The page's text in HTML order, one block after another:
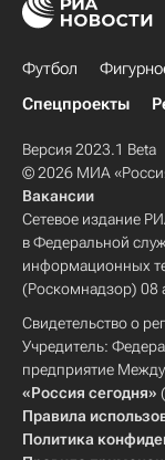
Футбол
Спецпроекты
Версия 2023.1 Beta
© 2026 МИА
Вакансии
Сетевое издание
в Федеральной
информационных
(Роскомнадзор) 08
Свидетельство о
Учредитель:
предприятие
«Россия сегодня»
Правила
Политика